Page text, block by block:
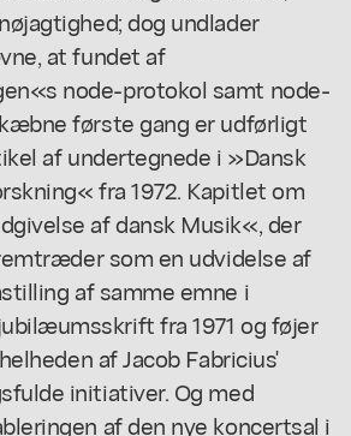
dog undlader
at fundet af
node-protokol samt node-
første gang er udførligt
af undertegnede i »Dansk
fra 1972. Kapitlet om
af dansk Musik«, der
som en udvidelse af
af samme emne i
fra 1971 og føjer
af Jacob Fabricius'
initiativer. Og med
af den nye koncertsal i